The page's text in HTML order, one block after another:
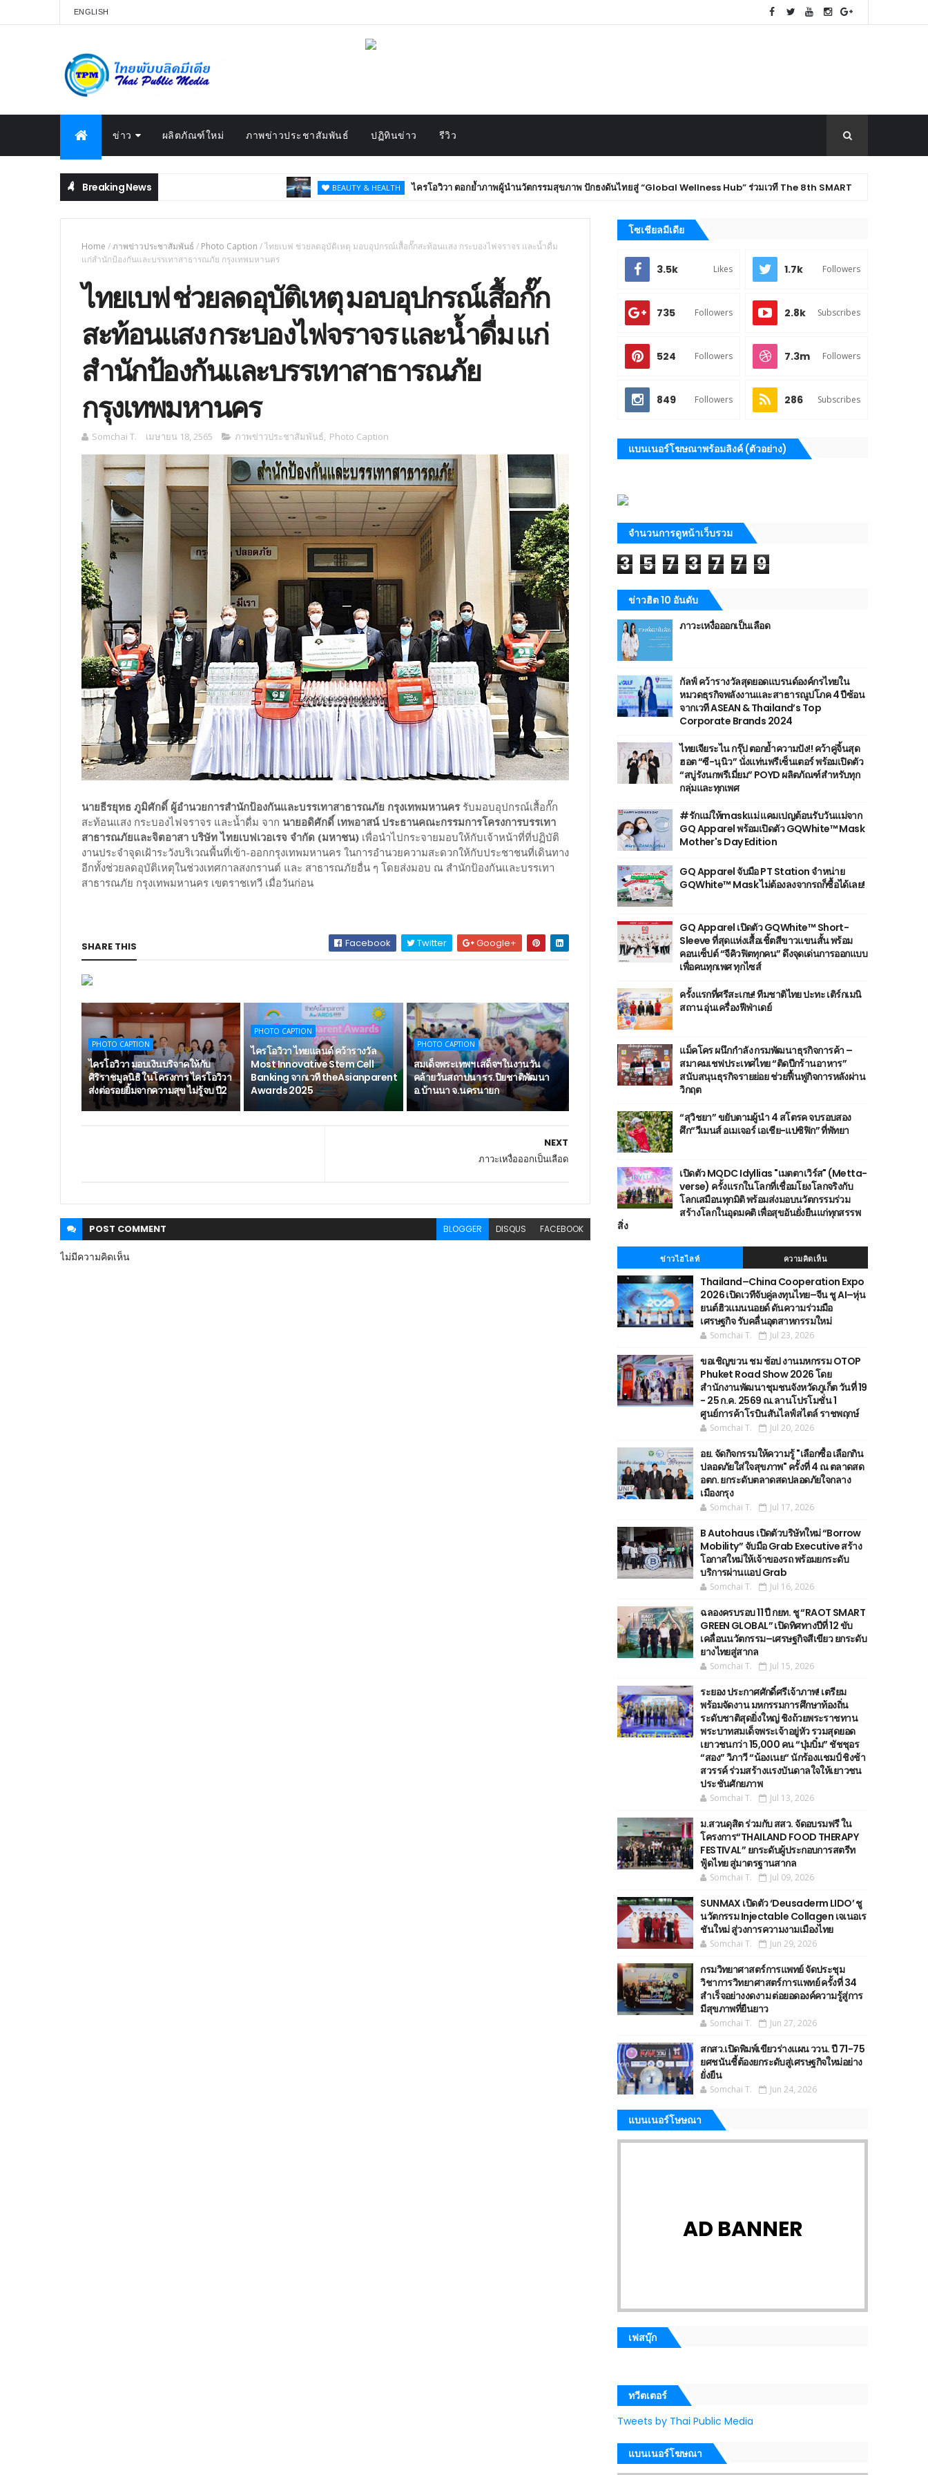
ENGLISH
ข่าว ผลิตภัณฑ์ใหม่ ภาพข่าวประชาสัมพันธ์ ปฏิทินข่าว รีวิว
Breaking News BEAUTY & HEALTH ไครโอวิวา ตอกย้ำภาพผู้นำนวัตกรรมสุขภาพ ปักธงดันไทยสู่ “Global Wellness Hub” ร่วมเวที The 8th SMART
Home /ภาพข่าวประชาสัมพันธ์ / Photo Caption /ไทยเบฟ ช่วยลดอุบัติเหตุ มอบอุปกรณ์เสื้อกั๊กสะท้อนแสง กระบองไฟจราจร และน้ำดื่ม
แก่สำนักป้องกันและบรรเทาสาธารณภัย กรุงเทพมหานคร
ไทยเบฟ ช่วยลดอุบัติเหตุ มอบอุปกรณ์เสื้อกั๊ก
สะท้อนแสง กระบองไฟจราจร และน้ำดื่ม แก่
สำนักป้องกันและบรรเทาสาธารณภัย
กรุงเทพมหานคร
Somchai T. เมษายน 18, 2565 ภาพข่าวประชาสัมพันธ์, Photo Caption
นายธีรยุทธ ภูมิศักดิ์ ผู้อำนวยการสำนักป้องกันและบรรเทาสาธารณภัย กรุงเทพมหานครรับมอบอุปกรณ์เสื้อกั๊ก
สะท้อนแสง กระบองไฟจราจร และน้ำดื่ม จาก นายอดิศักดิ์ เทพอาสน์ ประธานคณะกรรมการโครงการบรรเทา
สาธารณภัยและจิตอาสา บริษัท ไทยเบฟเวอเรจ จำกัด (มหาชน) เพื่อนำไปกระจายมอบให้กับเจ้าหน้าที่ที่ปฏิบัติ
งานประจำจุดเฝ้าระวังบริเวณพื้นที่เข้า-ออกกรุงเทพมหานคร ในการอำนวยความสะดวกให้กับประชาชนที่เดินทาง
อีกทั้งช่วยลดอุบัติเหตุในช่วงเทศกาลสงกรานต์ และ สาธารณภัยอื่น ๆ โดยส่งมอบ ณ สำนักป้องกันและบรรเทา
สาธารณภัย กรุงเทพมหานคร เขตราชเทวี เมื่อวันก่อน
SHARE THIS Facebook Twitter Google+
PHOTO CAPTION
ไครโอวิวา มอบเงินบริจาคให้กับ
ศิริราชมูลนิธิ ในโครงการ ไครโอวิวา
ส่งต่อรอยยิ้มจากความสุข ไม่รู้จบ ปี2
PHOTO CAPTION
ไครโอวิวา ไทยแลนด์ คว้ารางวัล
Most Innovative Stem Cell
Banking จากเวที theAsianparent
Awards 2025
PHOTO CAPTION
สมเด็จพระเทพฯ เสด็จฯในงานวัน
คล้ายวันสถาปนา รร.ปิยชาติพัฒนา
อ.บ้านนา จ.นครนายก
NEXT
ภาวะเหงื่อออกเป็นเลือด
POST COMMENT BLOGGER DISQUS FACEBOOK
ไม่มีความคิดเห็น
โซเชียลมีเดีย
3.5k Likes 1.7k Followers
735 Followers 2.8k Subscribes
524 Followers 7.3m Followers
849 Followers 286 Subscribes
แบนเนอร์โฆษณาพร้อมลิงค์ (ตัวอย่าง)
จำนวนการดูหน้าเว็บรวม
3 5 7 3 7 7 9
ข่าวฮิต 10 อันดับ
ภาวะเหงื่อออกเป็นเลือด
กัลฟ์ คว้ารางวัลสุดยอดแบรนด์องค์กรไทยใน
หมวดธุรกิจพลังงานและสาธารณูปโภค 4 ปีซ้อน
จากเวที ASEAN & Thailand’s Top
Corporate Brands 2024
ไทยเจียระไน กรุ๊ป ตอกย้ำความปัง!! คว้าคู่จิ้นสุด
ฮอต “ซี-นุนิว” นั่งแท่นพรีเซ็นเตอร์ พร้อมเปิดตัว
“สบู่รังนกพรีเมี่ยม” POYD ผลิตภัณฑ์สำหรับทุก
กลุ่มและทุกเพศ
#รักแม่ให้maskแม่ แคมเปญต้อนรับวันแม่จาก
GQ Apparel พร้อมเปิดตัว GQWhite™ Mask
Mother's Day Edition
GQ Apparel จับมือ PT Station จำหน่าย
GQWhite™ Mask ไม่ต้องลงจากรถก็ซื้อได้เลย!
GQ Apparel เปิดตัว GQWhite™ Short-
Sleeve ที่สุดแห่งเสื้อเชิ้ตสีขาวแขนสั้น พร้อม
คอนเซ็ปต์ “จีคิวฟิตทุกคน” ดึงจุดเด่นการออกแบบ
เพื่อคนทุกเพศ ทุกไซส์
ครั้งแรกที่ศรีสะเกษ! ทีมชาติไทย ปะทะ เติร์กเมนิ
สถาน อุ่นเครื่องฟีฟ่าเดย์
แม็คโคร ผนึกกำลัง กรมพัฒนาธุรกิจการค้า –
สมาคมเชฟประเทศไทย “ติดปีกร้านอาหาร”
สนับสนุนธุรกิจรายย่อย ช่วยฟื้นฟูกิจการหลังผ่าน
วิกฤต
“สุวิชยา” ขยับตามผู้นำ 4 สโตรค จบรอบสอง
ศึก“วีเมนส์ อเมเจอร์ เอเชีย-แปซิฟิก” ที่พัทยา
เปิดตัว MQDC Idyllias "เมตตาเวิร์ส" (Metta-
verse) ครั้งแรกในโลกที่เชื่อมโยงโลกจริงกับ
โลกเสมือนทุกมิติ พร้อมส่งมอบนวัตกรรมร่วม
สร้างโลกในอุดมคติ เพื่อสุขอันยั่งยืนแก่ทุกสรรพ
สิ่ง
ข่าวไฮไลท์ ความคิดเห็น
Thailand–China Cooperation Expo
2026 เปิดเวทีจับคู่ลงทุนไทย–จีน ชู AI–หุ่น
ยนต์ฮิวแมนนอยด์ ดันความร่วมมือ
เศรษฐกิจ รับคลื่นอุตสาหกรรมใหม่
Somchai T. Jul 23, 2026
ขอเชิญขวน ชม ช้อป งานมหกรรม OTOP
Phuket Road Show 2026 โดย
สำนักงานพัฒนาชุมชนจังหวัดภูเก็ต วันที่ 19
- 25 ก.ค. 2569 ณ.ลานโปรโมชั่น 1
ศูนย์การค้าโรบินสันไลฟ์สไตล์ ราชพฤกษ์
Somchai T. Jul 20, 2026
อย. จัดกิจกรรมให้ความรู้ "เลือกซื้อ เลือกกิน
ปลอดภัยใส่ใจสุขภาพ" ครั้งที่ 4 ณ ตลาดสด
อตก. ยกระดับตลาดสดปลอดภัยใจกลาง
เมืองกรุง
Somchai T. Jul 17, 2026
B Autohaus เปิดตัวบริษัทใหม่ “Borrow
Mobility” จับมือ Grab Executive สร้าง
โอกาสใหม่ให้เจ้าของรถ พร้อมยกระดับ
บริการผ่านแอป Grab
Somchai T. Jul 16, 2026
ฉลองครบรอบ 11 ปี กยท. ชู “RAOT SMART
GREEN GLOBAL” เปิดทิศทางปีที่ 12 ขับ
เคลื่อนนวัตกรรม–เศรษฐกิจสีเขียว ยกระดับ
ยางไทยสู่สากล
Somchai T. Jul 15, 2026
ระยอง ประกาศศักดิ์ศรีเจ้าภาพ! เตรียม
พร้อมจัดงาน มหกรรมการศึกษาท้องถิ่น
ระดับชาติสุดยิ่งใหญ่ ชิงถ้วยพระราชทาน
พระบาทสมเด็จพระเจ้าอยู่หัว รวมสุดยอด
เยาวชนกว่า 15,000 คน “บุ๋มบิ๋ม” ชัชชุอร
“สอง” วิภาวี “น้องเนย“ นักร้องแชมป์ ชิงช้า
สวรรค์ ร่วมสร้างแรงบันดาลใจให้เยาวชน
ประชันศักยภาพ
Somchai T. Jul 13, 2026
ม.สวนดุสิต ร่วมกับ สสว. จัดอบรมฟรี ใน
โครงการ“THAILAND FOOD THERAPY
FESTIVAL” ยกระดับผู้ประกอบการสตรีท
ฟู้ดไทย สู่มาตรฐานสากล
Somchai T. Jul 09, 2026
SUNMAX เปิดตัว ‘Deusaderm LIDO’ ชู
นวัตกรรม Injectable Collagen เจเนอเร
ชันใหม่ สู่วงการความงามเมืองไทย
Somchai T. Jun 29, 2026
กรมวิทยาศาสตร์การแพทย์ จัดประชุม
วิชาการวิทยาศาสตร์การแพทย์ ครั้งที่ 34
สำเร็จอย่างงดงาม ต่อยอดองค์ความรู้สู่การ
มีสุขภาพที่ยืนยาว
Somchai T. Jun 27, 2026
สกสว.เปิดพิมพ์เขียวร่างแผน ววน. ปี 71-75
ยศชนันชี้ต้องยกระดับสู่เศรษฐกิจใหม่อย่าง
ยั่งยืน
Somchai T. Jun 24, 2026
แบนเนอร์โษษณา
AD BANNER
เฟสบุ๊ก
ทวีตเตอร์
Tweets by Thai Public Media
แบนเนอร์โฆษณา